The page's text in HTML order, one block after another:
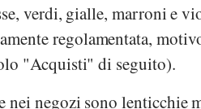
verdi, gialle, marroni e
regolamentata,
"Acquisti" di seguito).
nei negozi sono lenticchie